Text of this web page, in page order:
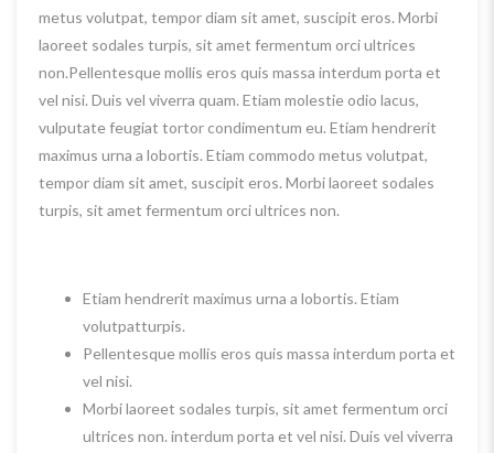
metus volutpat, tempor diam sit amet, suscipit eros. Morbi
laoreet sodales turpis, sit amet fermentum orci ultrices
non.Pellentesque mollis eros quis massa interdum porta et
vel nisi. Duis vel viverra quam. Etiam molestie odio lacus,
vulputate feugiat tortor condimentum eu. Etiam hendrerit
maximus urna a lobortis. Etiam commodo metus volutpat,
tempor diam sit amet, suscipit eros. Morbi laoreet sodales
turpis, sit amet fermentum orci ultrices non.
Etiam hendrerit maximus urna a lobortis. Etiam
volutpatturpis.
Pellentesque mollis eros quis massa interdum porta et
vel nisi.
Morbi laoreet sodales turpis, sit amet fermentum orci
ultrices non. interdum porta et vel nisi. Duis vel viverra